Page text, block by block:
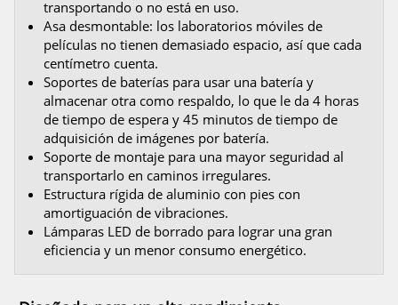
transportando o no está en uso.
Asa desmontable: los laboratorios móviles de
películas no tienen demasiado espacio, así que cada
centímetro cuenta.
Soportes de baterías para usar una batería y
almacenar otra como respaldo, lo que le da 4 horas
de tiempo de espera y 45 minutos de tiempo de
adquisición de imágenes por batería.
Soporte de montaje para una mayor seguridad al
transportarlo en caminos irregulares.
Estructura rígida de aluminio con pies con
amortiguación de vibraciones.
Lámparas LED de borrado para lograr una gran
eficiencia y un menor consumo energético.